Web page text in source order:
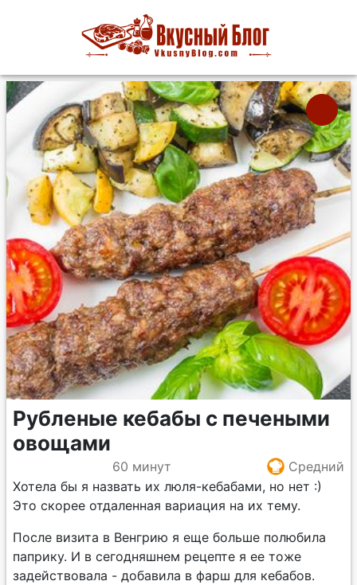
Рубленые кебабы с печеными
овощами
60 минут
Средний
Хотела бы я назвать их люля-кебабами, но нет :)
Это скорее отдаленная вариация на их тему.
После визита в Венгрию я еще больше полюбила
паприку. И в сегодняшнем рецепте я ее тоже
задействовала - добавила в фарш для кебабов.